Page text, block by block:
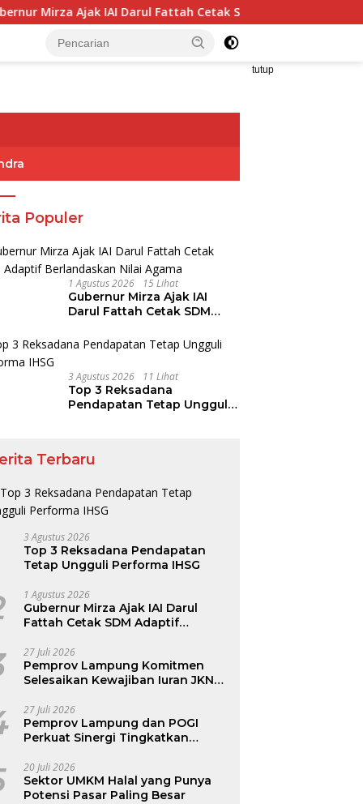
Ajak IAI Darul Fattah Cetak SDM Adaptif Berlandaskan Nilai
tutup
Populer
1 Agustus 2026 15 Lihat
Gubernur Mirza Ajak IAI
Darul Fattah Cetak SDM
Agama
3 Agustus 2026 11 Lihat
Top 3 Reksadana
Pendapatan Tetap Ungguli
Terbaru
3 Agustus 2026
Top 3 Reksadana Pendapatan
Tetap Ungguli Performa IHSG
1 Agustus 2026
Gubernur Mirza Ajak IAI Darul
Fattah Cetak SDM Adaptif
27 Juli 2026
Pemprov Lampung Komitmen
Selesaikan Kewajiban Iuran JKN
Kepesertaan BPJS Kesehatan
27 Juli 2026
Pemprov Lampung dan POGI
Perkuat Sinergi Tingkatkan
20 Juli 2026
Sektor UMKM Halal yang Punya
Potensi Pasar Paling Besar